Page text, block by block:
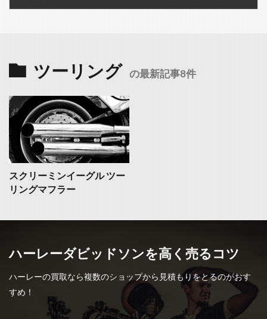
ツーリング の最新記事8件
スクリーミンイーグル ツー
リングマフラー
ハーレーダビッドソンを高く売るコツ
ハーレーの買取なら複数のショップから見積もりをとるのがおす
すめ！